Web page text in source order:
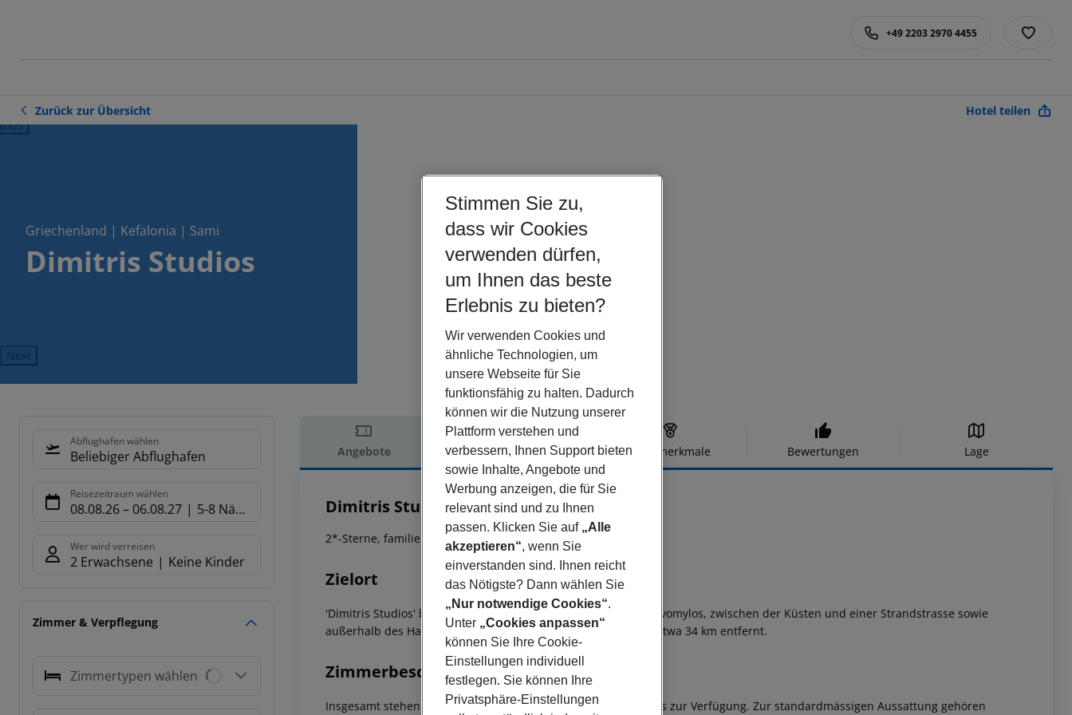
+49 2203 2970 4455
Zurück zur Übersicht Hotel teilen
Griechenland | Kefalonia | Sami
Dimitris Studios
Next
Abflughafen wählen
Beliebiger Abflughafen
Reisezeitraum wählen
08.08.26– 06.08.27 5-8 Nächte
Wer wird verreisen
2 Erwachsene Keine Kinder
Zimmer & Verpflegung
Zimmertypen wählen
Angebote Hotelbeschreibung Hotelmerkmale Bewertungen Lage
Hotelbeschreibung
Dimitris Studios
2*-Sterne, familiengeführter Komplex in Strandnähe!
Zielort
'Dimitris Studios' befinden sich in in ruhiger Lage im Dorf Karavomylos, zwischen der Küsten und einer Strandstrasse sowie
außerhalb des Hafens von Sami. Der Flughafen Kefalonias ist etwa 34 km entfernt.
Zimmerbeschreibung
Insgesamt stehen 10 hell und freundliche eingerichtete Studios zur Verfügung. Zur standardmässigen Aussattung gehören
Stimmen Sie zu,
dass wir Cookies
verwenden dürfen,
um Ihnen das beste
Erlebnis zu bieten?
Wir verwenden Cookies und
ähnliche Technologien, um
unsere Webseite für Sie
funktionsfähig zu halten. Dadurch
können wir die Nutzung unserer
Plattform verstehen und
verbessern, Ihnen Support bieten
sowie Inhalte, Angebote und
Werbung anzeigen, die für Sie
relevant sind und zu Ihnen
passen. Klicken Sie auf „Alle
akzeptieren“, wenn Sie
einverstanden sind. Ihnen reicht
das Nötigste? Dann wählen Sie
„Nur notwendige Cookies“.
Unter „Cookies anpassen“
können Sie Ihre Cookie-
Einstellungen individuell
festlegen. Sie können Ihre
Privatsphäre-Einstellungen